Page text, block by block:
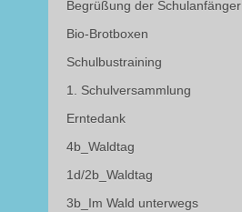
Begrüßung der Schulanfänger
Bio-Brotboxen
Schulbustraining
1. Schulversammlung
Erntedank
4b_Waldtag
1d/2b_Waldtag
3b_Im Wald unterwegs